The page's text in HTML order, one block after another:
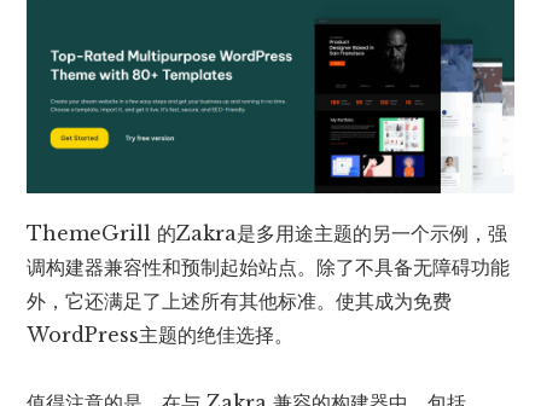
ThemeGrill 的Zakra是多用途主题的另一个示例，强
调构建器兼容性和预制起始站点。除了不具备无障碍功能
外，它还满足了上述所有其他标准。使其成为免费
WordPress主题的绝佳选择。